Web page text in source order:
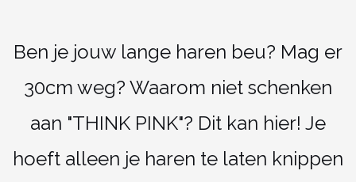
Ben je jouw lange haren beu? Mag er
30cm weg? Waarom niet schenken
aan "THINK PINK"? Dit kan hier! Je
hoeft alleen je haren te laten knippen